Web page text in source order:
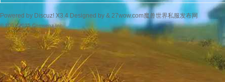
Powered by Discuz! X3.4 Designed by & 27wow.com魔兽世界私服发布网
© 2001-2025Comsenz Inc.